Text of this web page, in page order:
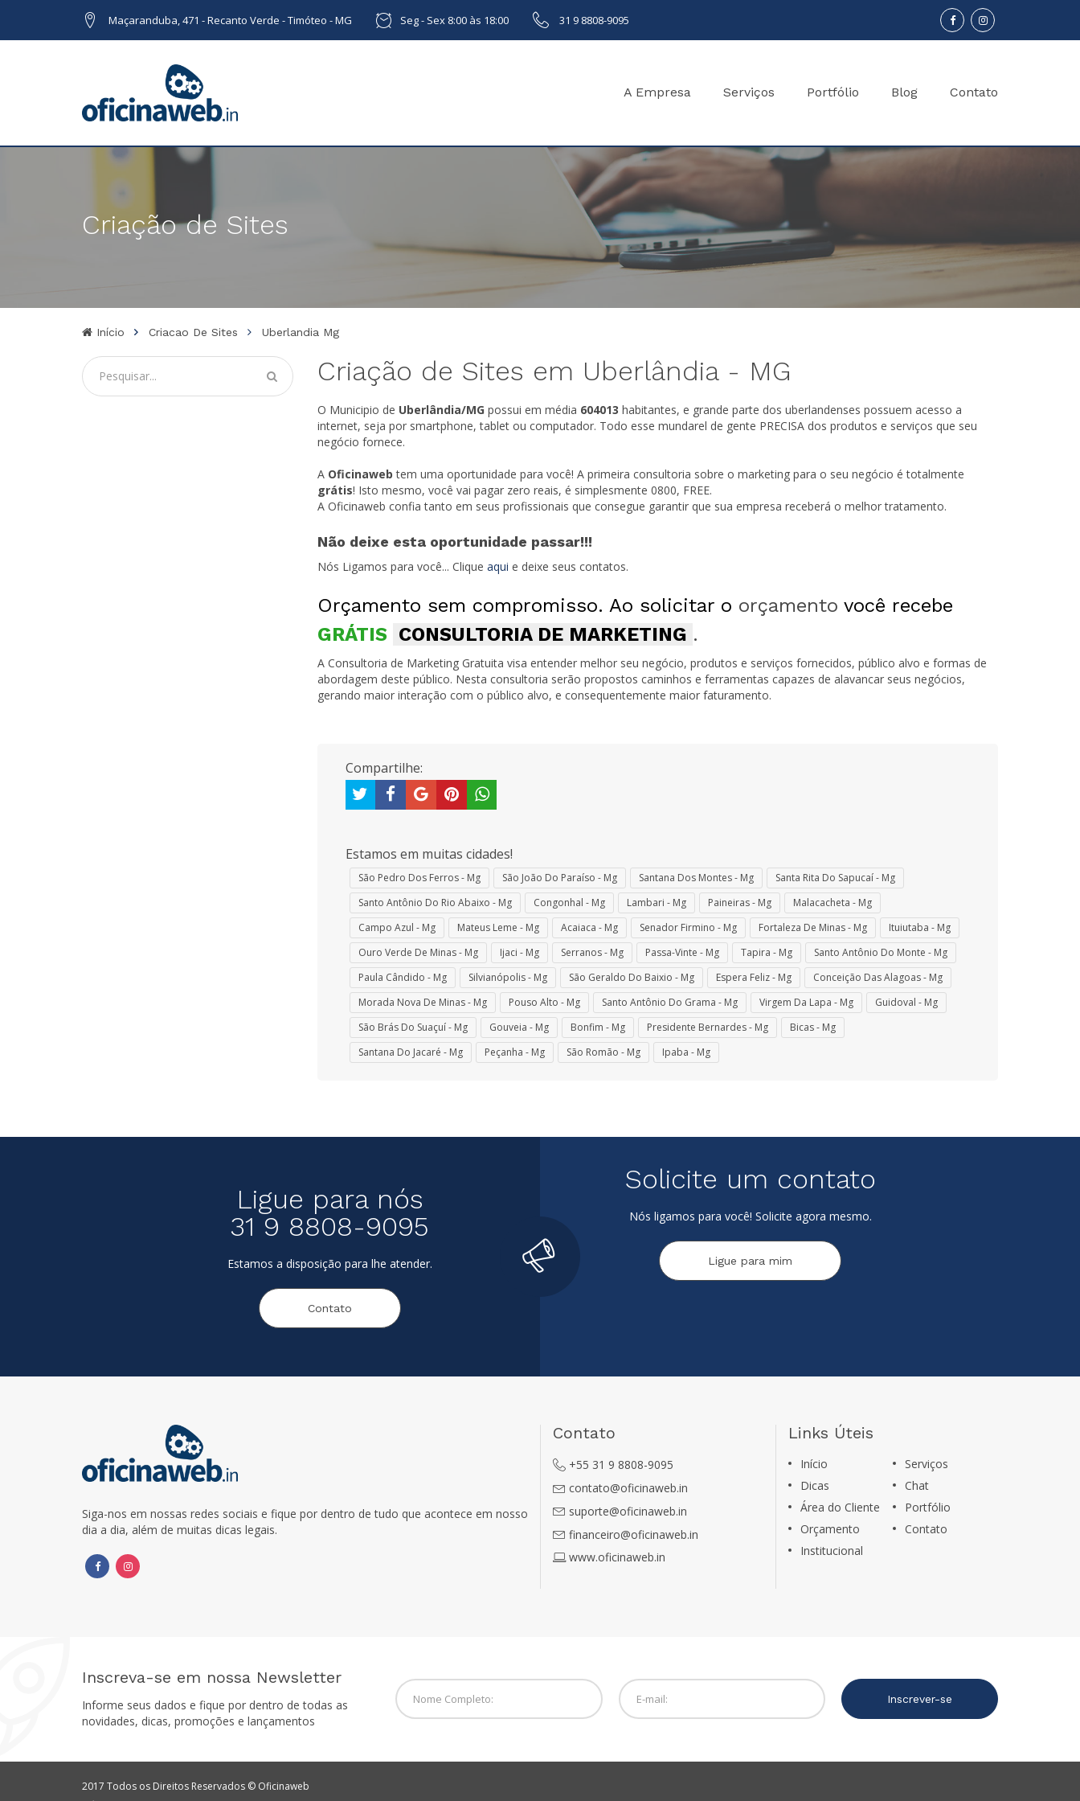
Maçaranduba, 471 - Recanto Verde - Timóteo - MG Seg - Sex 8:00 às 18:00 31 9 8808-9095
A Empresa Serviços Portfólio Blog Contato
Criação de Sites
Início Criacao De Sites Uberlandia Mg
Criação de Sites em Uberlândia - MG
O Municipio de Uberlândia/MG possui em média 604013 habitantes, e grande parte dos uberlandenses possuem acesso a
internet, seja por smartphone, tablet ou computador. Todo esse mundarel de gente PRECISA dos produtos e serviços que seu
negócio fornece.
A Oficinaweb tem uma oportunidade para você! A primeira consultoria sobre o marketing para o seu negócio é totalmente
grátis! Isto mesmo, você vai pagar zero reais, é simplesmente 0800, FREE.
A Oficinaweb confia tanto em seus profissionais que consegue garantir que sua empresa receberá o melhor tratamento.
Não deixe esta oportunidade passar!!!
Nós Ligamos para você... Clique aqui e deixe seus contatos.
Orçamento sem compromisso. Ao solicitar o orçamento você recebe
GRÁTIS CONSULTORIA DE MARKETING .
A Consultoria de Marketing Gratuita visa entender melhor seu negócio, produtos e serviços fornecidos, público alvo e formas de
abordagem deste público. Nesta consultoria serão propostos caminhos e ferramentas capazes de alavancar seus negócios,
gerando maior interação com o público alvo, e consequentemente maior faturamento.
Compartilhe:
Estamos em muitas cidades!
São Pedro Dos Ferros - Mg São João Do Paraíso - Mg Santana Dos Montes - Mg
Santa Rita Do Sapucaí - Mg
Santo Antônio Do Rio Abaixo - Mg
Congonhal - Mg Lambari - Mg Paineiras - Mg
Malacacheta - Mg
Campo Azul - Mg
Mateus Leme - Mg Acaiaca - Mg Senador Firmino - Mg Fortaleza De Minas - Mg
Ituiutaba - Mg
Ouro Verde De Minas - Mg
Ijaci - Mg Serranos - Mg Passa-Vinte - Mg Tapira - Mg
Santo Antônio Do Monte - Mg
Paula Cândido - Mg
Silvianópolis - Mg São Geraldo Do Baixio - Mg Espera Feliz - Mg
Conceição Das Alagoas - Mg
Morada Nova De Minas - Mg
Pouso Alto - Mg Santo Antônio Do Grama - Mg Virgem Da Lapa - Mg
Guidoval - Mg
São Brás Do Suaçuí - Mg
Gouveia - Mg Bonfim - Mg Presidente Bernardes - Mg
Bicas - Mg
Santana Do Jacaré - Mg
Peçanha - Mg São Romão - Mg Ipaba - Mg
Ligue para nós
31 9 8808-9095
Estamos a disposição para lhe atender.
Contato
Solicite um contato
Nós ligamos para você! Solicite agora mesmo.
Ligue para mim
Siga-nos em nossas redes sociais e fique por dentro de tudo que acontece em nosso
dia a dia, além de muitas dicas legais.
Contato
+55 31 9 8808-9095
contato@oficinaweb.in
suporte@oficinaweb.in
financeiro@oficinaweb.in
www.oficinaweb.in
Links Úteis
Início
Serviços
Dicas
Chat
Área do Cliente
Portfólio
Orçamento
Contato
Institucional
Inscreva-se em nossa Newsletter
Informe seus dados e fique por dentro de todas as
novidades, dicas, promoções e lançamentos
Inscrever-se
2017 Todos os Direitos Reservados © Oficinaweb